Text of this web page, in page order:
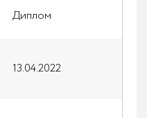
Диплом
13.04.2022